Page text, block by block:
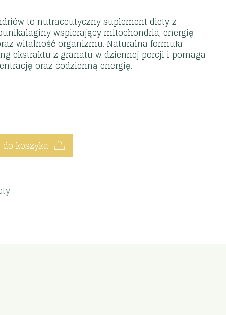
to nutraceutyczny suplement diety z
wspierający mitochondria, energię
witalność organizmu. Naturalna formuła
ekstraktu z granatu w dziennej porcji i pomaga
oraz codzienną energię.
do koszyka